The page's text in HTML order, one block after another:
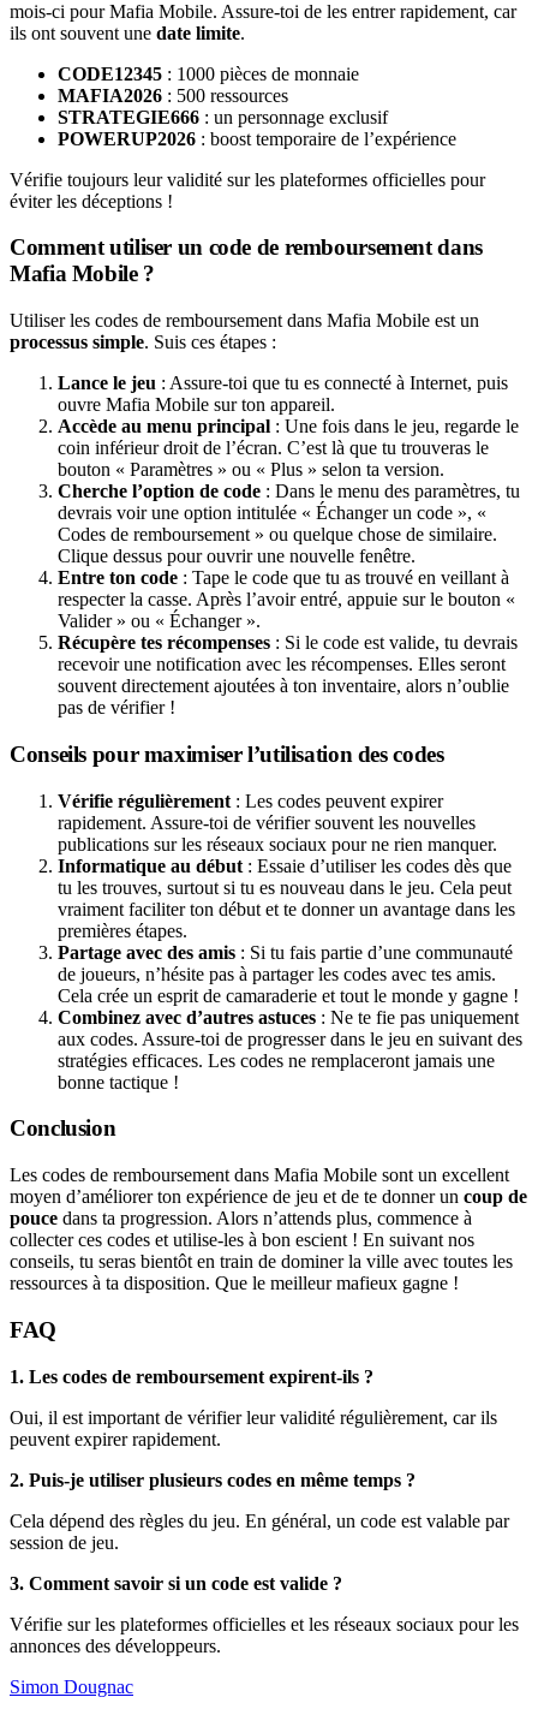
mois-ci pour Mafia Mobile. Assure-toi de les entrer rapidement, car
ils ont souvent une date limite.
CODE12345 : 1000 pièces de monnaie
MAFIA2026 : 500 ressources
STRATEGIE666 : un personnage exclusif
POWERUP2026 : boost temporaire de l’expérience
Vérifie toujours leur validité sur les plateformes officielles pour
éviter les déceptions !
Comment utiliser un code de remboursement dans
Mafia Mobile ?
Utiliser les codes de remboursement dans Mafia Mobile est un
processus simple. Suis ces étapes :
Lance le jeu : Assure-toi que tu es connecté à Internet, puis
ouvre Mafia Mobile sur ton appareil.
Accède au menu principal : Une fois dans le jeu, regarde le
coin inférieur droit de l’écran. C’est là que tu trouveras le
bouton « Paramètres » ou « Plus » selon ta version.
Cherche l’option de code : Dans le menu des paramètres, tu
devrais voir une option intitulée « Échanger un code », «
Codes de remboursement » ou quelque chose de similaire.
Clique dessus pour ouvrir une nouvelle fenêtre.
Entre ton code : Tape le code que tu as trouvé en veillant à
respecter la casse. Après l’avoir entré, appuie sur le bouton «
Valider » ou « Échanger ».
Récupère tes récompenses : Si le code est valide, tu devrais
recevoir une notification avec les récompenses. Elles seront
souvent directement ajoutées à ton inventaire, alors n’oublie
pas de vérifier !
Conseils pour maximiser l’utilisation des codes
Vérifie régulièrement : Les codes peuvent expirer
rapidement. Assure-toi de vérifier souvent les nouvelles
publications sur les réseaux sociaux pour ne rien manquer.
Informatique au début : Essaie d’utiliser les codes dès que
tu les trouves, surtout si tu es nouveau dans le jeu. Cela peut
vraiment faciliter ton début et te donner un avantage dans les
premières étapes.
Partage avec des amis : Si tu fais partie d’une communauté
de joueurs, n’hésite pas à partager les codes avec tes amis.
Cela crée un esprit de camaraderie et tout le monde y gagne !
Combinez avec d’autres astuces : Ne te fie pas uniquement
aux codes. Assure-toi de progresser dans le jeu en suivant des
stratégies efficaces. Les codes ne remplaceront jamais une
bonne tactique !
Conclusion
Les codes de remboursement dans Mafia Mobile sont un excellent
moyen d’améliorer ton expérience de jeu et de te donner un coup de
pouce dans ta progression. Alors n’attends plus, commence à
collecter ces codes et utilise-les à bon escient ! En suivant nos
conseils, tu seras bientôt en train de dominer la ville avec toutes les
ressources à ta disposition. Que le meilleur mafieux gagne !
FAQ
1. Les codes de remboursement expirent-ils ?
Oui, il est important de vérifier leur validité régulièrement, car ils
peuvent expirer rapidement.
2. Puis-je utiliser plusieurs codes en même temps ?
Cela dépend des règles du jeu. En général, un code est valable par
session de jeu.
3. Comment savoir si un code est valide ?
Vérifie sur les plateformes officielles et les réseaux sociaux pour les
annonces des développeurs.
Simon Dougnac